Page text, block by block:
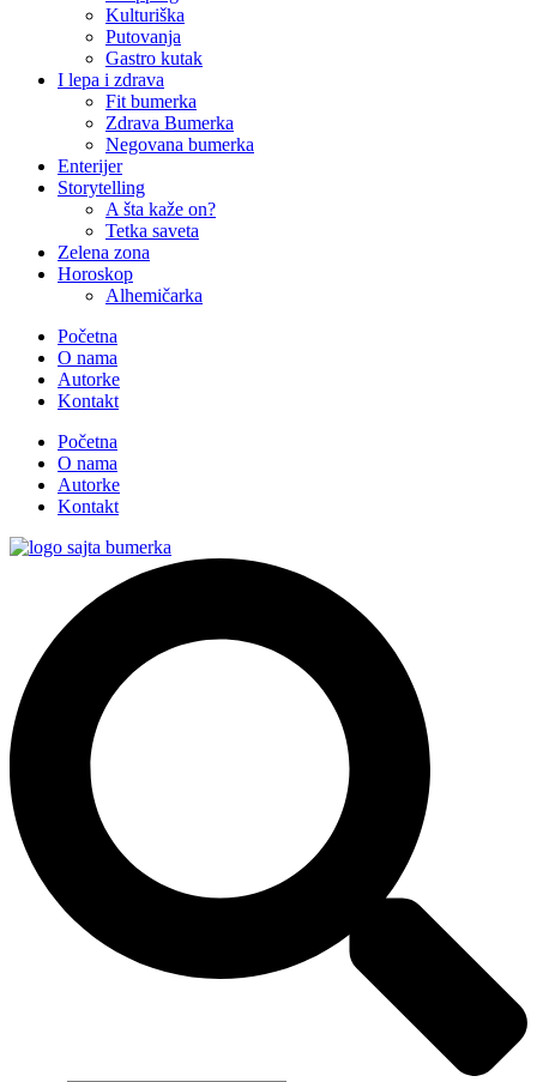
Kulturiška
Putovanja
Gastro kutak
I lepa i zdrava
Fit bumerka
Zdrava Bumerka
Negovana bumerka
Enterijer
Storytelling
A šta kaže on?
Tetka saveta
Zelena zona
Horoskop
Alhemičarka
Početna
O nama
Autorke
Kontakt
Početna
O nama
Autorke
Kontakt